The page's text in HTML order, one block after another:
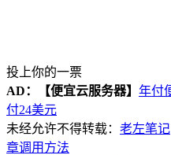
投上你的一票
AD：
【便宜云服务器】 年付
付24美元
未经允许不得转载： 老左笔记
章调用方法